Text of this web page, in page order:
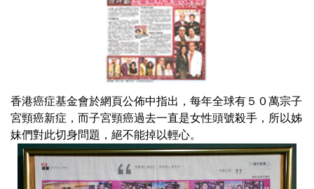
香港癌症基金會於網頁公佈中指出，每年全球有５０萬宗子
宮頸癌新症，而子宮頸癌過去一直是女性頭號殺手，所以姊
妹們對此切身問題，絕不能掉以輕心。